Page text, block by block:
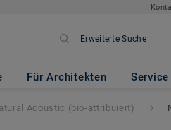
Erweiterte Suche
Für Architekten
attribuiert)
Acoustic (bio-attribuiert)